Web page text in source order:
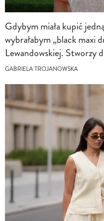
Gdybym miała kupić
wybrałabym „black maxi
Lewandowskiej. Stworzy
GABRIELA TROJANOWSKA